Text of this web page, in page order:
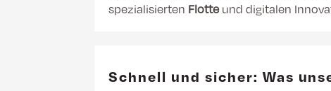
spezialisierten Flotteund digitalen
Schnell und sicher: Was